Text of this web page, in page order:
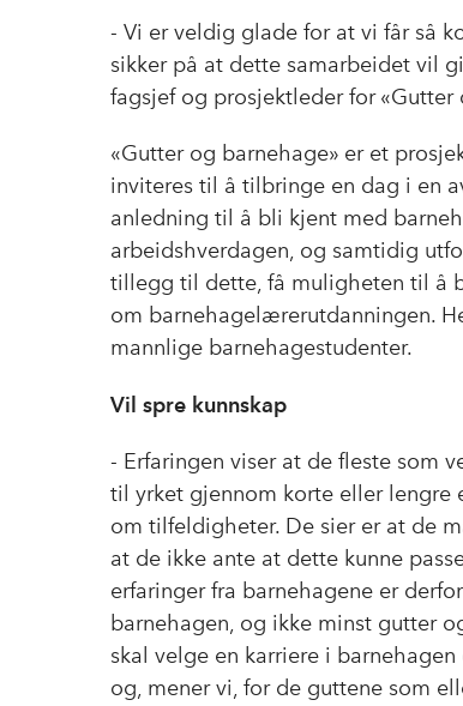
- Vi er veldig glade for at vi får så
sikker på at dette samarbeidet vil
fagsjef og prosjektleder for
«Gutter og barnehage» er et
inviteres til å tilbringe en dag i en
anledning til å bli kjent med
arbeidshverdagen, og samtidig
tillegg til dette, få muligheten til å
om barnehagelærerutdanningen.
mannlige barnehagestudenter.
Vil spre kunnskap
- Erfaringen viser at de fleste som
til yrket gjennom korte eller lengre
om tilfeldigheter. De sier er at de
at de ikke ante at dette kunne
erfaringer fra barnehagene er
barnehagen, og ikke minst gutter
skal velge en karriere i
og, mener vi, for de guttene som